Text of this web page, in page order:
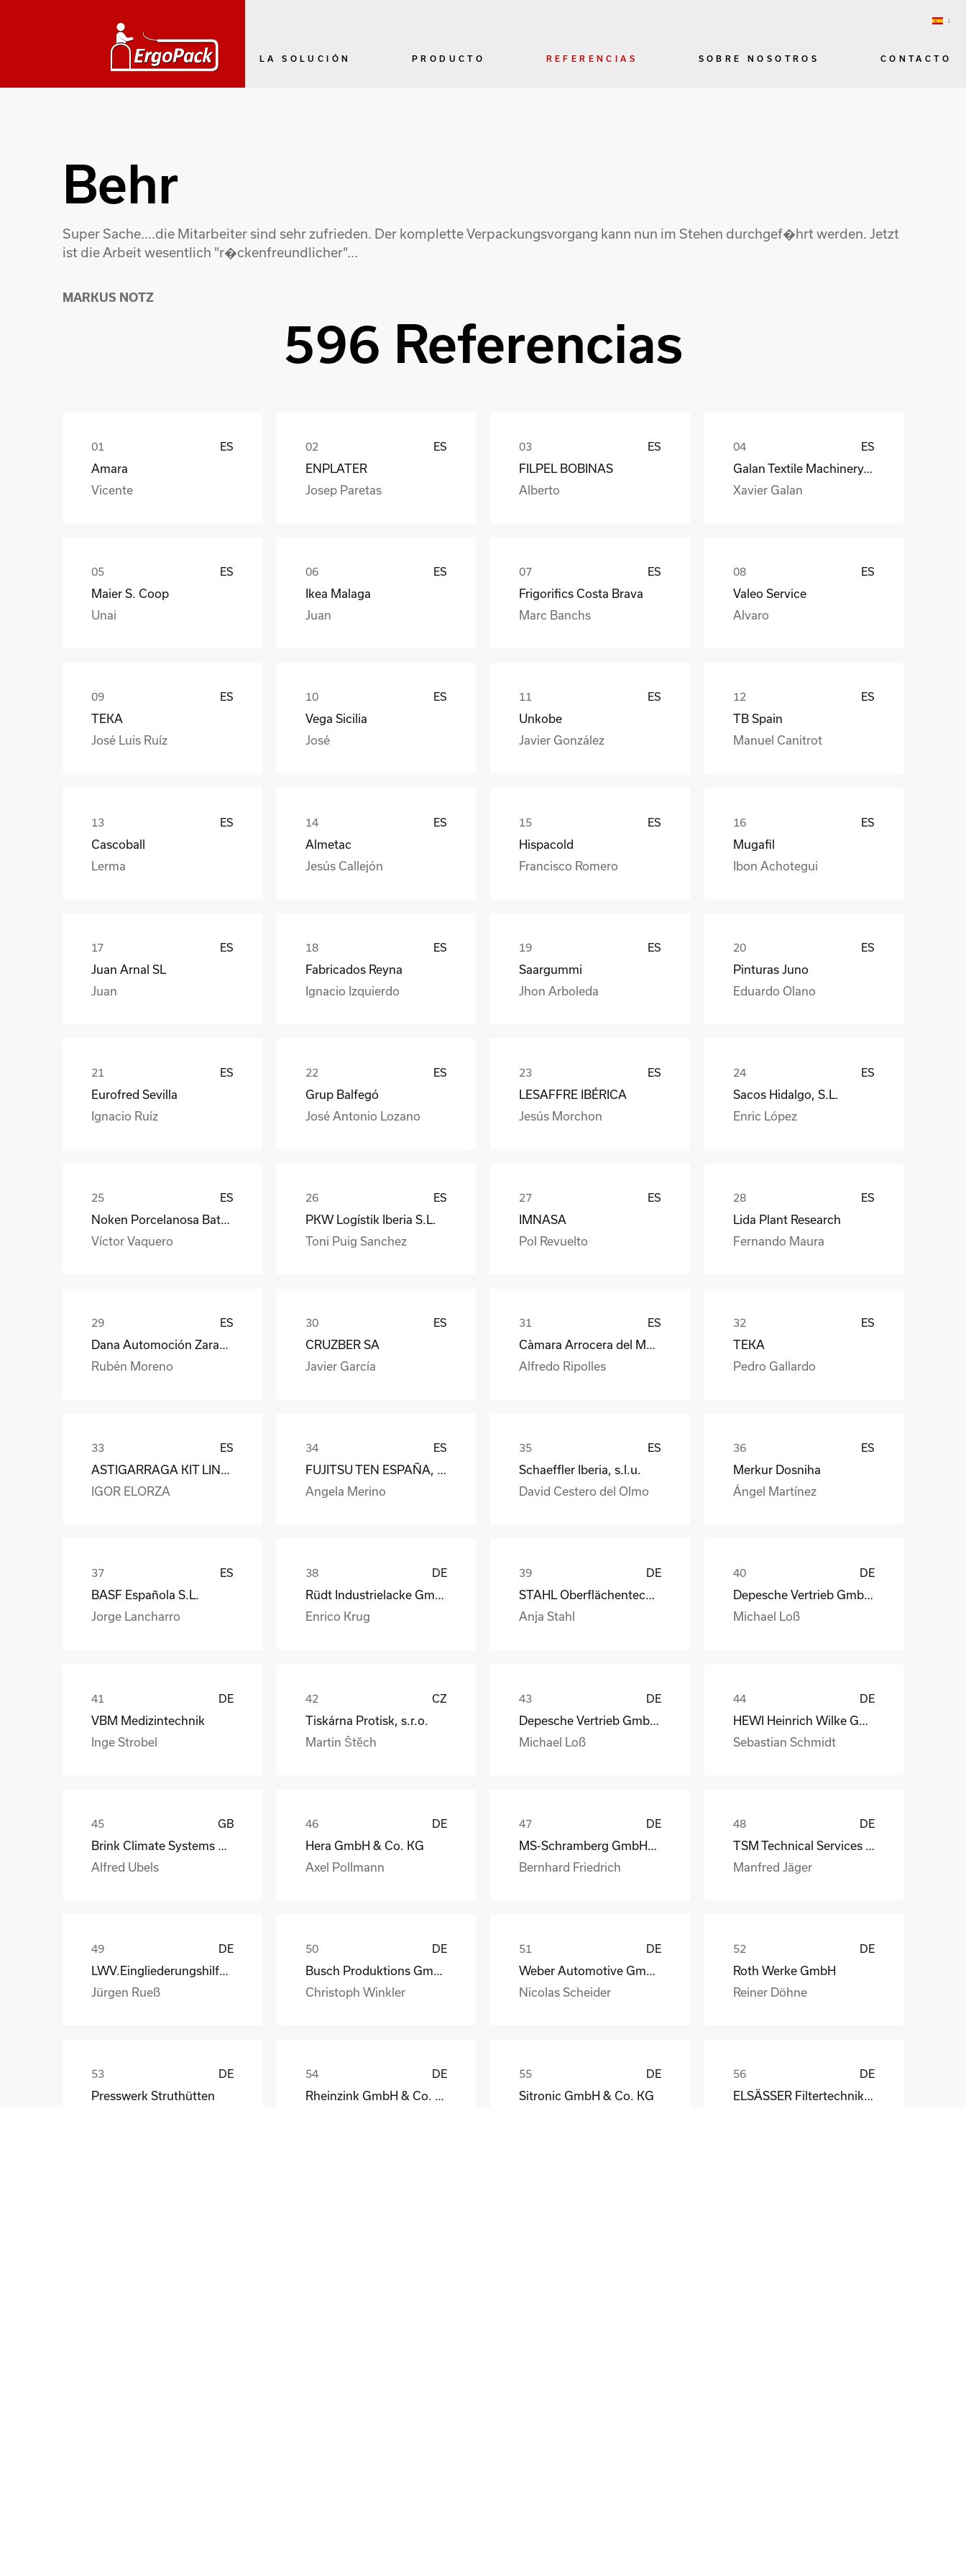
LA SOLUCIÓN PRODUCTO REFERENCIAS SOBRE NOSOTROS CONTACTO
Behr
Super Sache....die Mitarbeiter sind sehr zufrieden. Der komplette Verpackungsvorgang kann nun im Stehen durchgef�hrt werden. Jetzt
ist die Arbeit wesentlich "r�ckenfreundlicher"...
MARKUS NOTZ
596 Referencias
ES
Amara
Vicente
ES
ENPLATER
Josep Paretas
ES
FILPEL BOBINAS
Alberto
ES
Galan Textile Machinery, S.L.
Xavier Galan
ES
Maier S. Coop
Unai
ES
Ikea Malaga
Juan
ES
Frigorifics Costa Brava
Marc Banchs
ES
Valeo Service
Alvaro
ES
TEKA
José Luis Ruíz
ES
Vega Sicilia
José
ES
Unkobe
Javier González
ES
TB Spain
Manuel Canitrot
ES
Cascoball
Lerma
ES
Almetac
Jesús Callejón
ES
Hispacold
Francisco Romero
ES
Mugafil
Ibon Achotegui
ES
Juan Arnal SL
Juan
ES
Fabricados Reyna
Ignacio Izquierdo
ES
Saargummi
Jhon Arboleda
ES
Pinturas Juno
Eduardo Olano
ES
Eurofred Sevilla
Ignacio Ruíz
ES
Grup Balfegó
José Antonio Lozano
ES
LESAFFRE IBÉRICA
Jesús Morchon
ES
Sacos Hidalgo, S.L.
Enric López
ES
Víctor Vaquero
ES
PKW Logístik Iberia S.L.
Toni Puig Sanchez
ES
IMNASA
Pol Revuelto
ES
Lida Plant Research
Fernando Maura
ES
Rubén Moreno
ES
CRUZBER SA
Javier García
ES
Alfredo Ripolles
ES
TEKA
Pedro Gallardo
ES
ASTIGARRAGA KIT LINE S.L.
IGOR ELORZA
ES
FUJITSU TEN ESPAÑA, S.A.
Angela Merino
ES
Schaeffler Iberia, s.l.u.
David Cestero del Olmo
ES
Merkur Dosniha
Ángel Martínez
ES
BASF Española S.L.
Jorge Lancharro
DE
Rüdt Industrielacke GmbH & Co.KG
Enrico Krug
DE
STAHL Oberflächentechnik GmbH
Anja Stahl
DE
Depesche Vertrieb GmbH & Co. KG
Michael Loß
DE
VBM Medizintechnik
Inge Strobel
CZ
Tiskárna Protisk, s.r.o.
Martin Štěch
DE
Michael Loß
DE
Sebastian Schmidt
GB
Alfred Ubels
DE
Hera GmbH & Co. KG
Axel Pollmann
DE
Bernhard Friedrich
DE
Manfred Jäger
DE
Jürgen Rueß
DE
Christoph Winkler
DE
Nicolas Scheider
DE
Roth Werke GmbH
Reiner Döhne
DE
Presswerk Struthütten
DE DE
Sitronic GmbH & Co. KG
DE